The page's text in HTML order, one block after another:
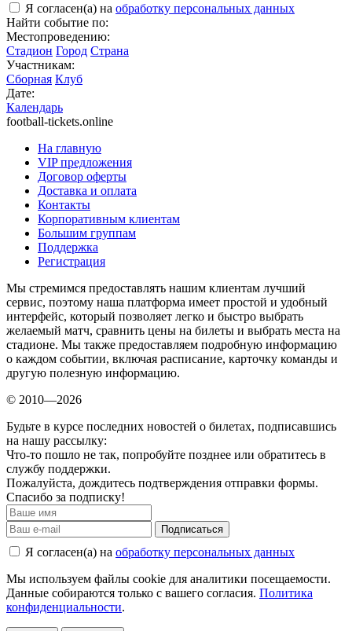
Я согласен(а) на обработку персональных данных
Найти событие по:
Местопроведению:
Стадион Город Страна
Участникам:
Сборная Клуб
Дате:
Календарь
football-tickets.online
На главную
VIP предложения
Договор оферты
Доставка и оплата
Контакты
Корпоративным клиентам
Большим группам
Поддержка
Регистрация
Мы стремимся предоставлять нашим клиентам лучший
сервис, поэтому наша платформа имеет простой и удобный
интерфейс, который позволяет легко и быстро выбрать
желаемый матч, сравнить цены на билеты и выбрать места на
стадионе. Мы также предоставляем подробную информацию
о каждом событии, включая расписание, карточку команды и
другую полезную информацию.
© 2010—2026
Будьте в курсе последних новостей о билетах, подписавшись
на нашу рассылку:
Что-то пошло не так, попробуйте позднее или обратитесь в
службу поддержки.
Пожалуйста, дождитесь подтверждения отправки формы.
Спасибо за подписку!
Подписаться
Я согласен(а) на обработку персональных данных
Мы используем файлы cookie для аналитики посещаемости.
Данные собираются только с вашего согласия. Политика
конфиденциальности.